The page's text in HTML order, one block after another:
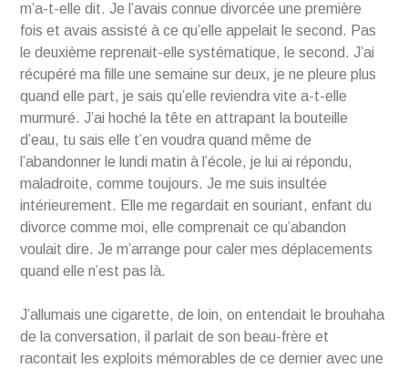
m’a-t-elle dit. Je l’avais connue divorcée une première
fois et avais assisté à ce qu’elle appelait le second. Pas
le deuxième reprenait-elle systématique, le second. J’ai
récupéré ma fille une semaine sur deux, je ne pleure plus
quand elle part, je sais qu’elle reviendra vite a-t-elle
murmuré. J’ai hoché la tête en attrapant la bouteille
d’eau, tu sais elle t’en voudra quand même de
l’abandonner le lundi matin à l’école, je lui ai répondu,
maladroite, comme toujours. Je me suis insultée
intérieurement. Elle me regardait en souriant, enfant du
divorce comme moi, elle comprenait ce qu’abandon
voulait dire. Je m’arrange pour caler mes déplacements
quand elle n’est pas là.
J’allumais une cigarette, de loin, on entendait le brouhaha
de la conversation, il parlait de son beau-frère et
racontait les exploits mémorables de ce dernier avec une